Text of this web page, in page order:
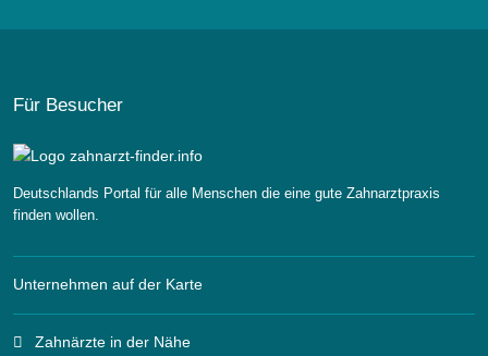
Für Besucher
Deutschlands Portal für alle Menschen die eine gute Zahnarztpraxis
finden wollen.
Unternehmen auf der Karte
Zahnärzte in der Nähe